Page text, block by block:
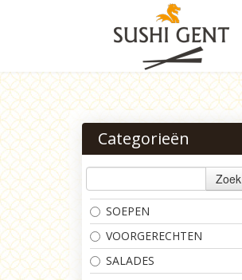
Categorieën
Zoek
SOEPEN
VOORGERECHTEN
SALADES